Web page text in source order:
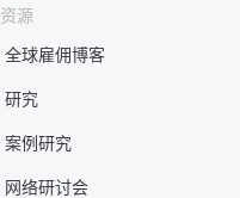
资源
全球雇佣博客
研究
案例研究
网络研讨会